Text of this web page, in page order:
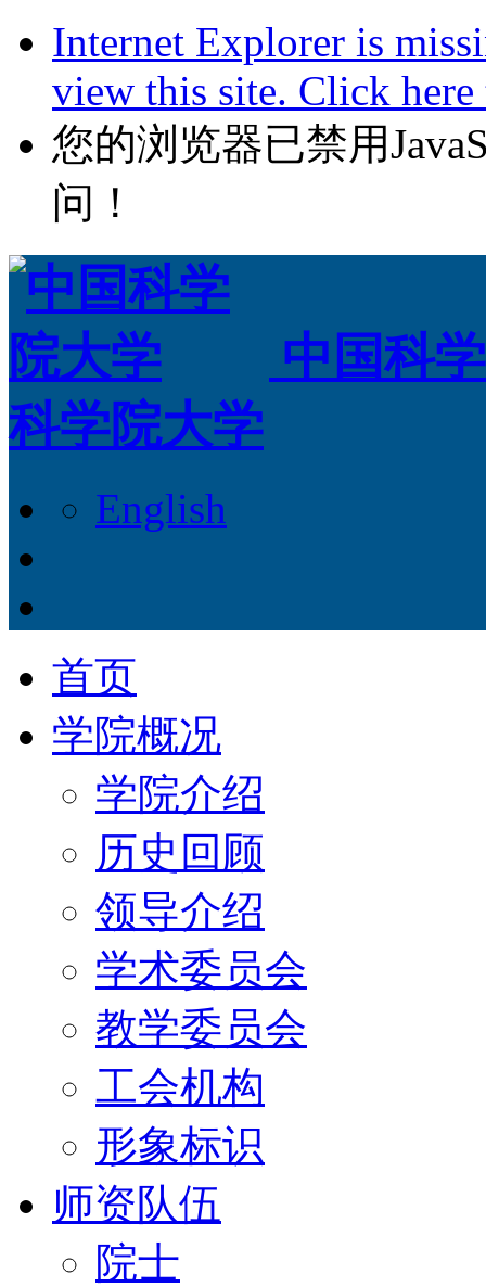
Internet Explorer is
view this site. Click
您的浏览器已禁用
问！
中国科
科学院大学
English
首页
学院概况
学院介绍
历史回顾
领导介绍
学术委员会
教学委员会
工会机构
形象标识
师资队伍
院士